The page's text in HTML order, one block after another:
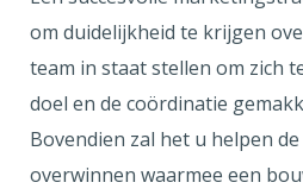
om duidelijkheid te krijgen
team in staat stellen om zich
doel en de coördinatie
Bovendien zal het u helpen
overwinnen waarmee een